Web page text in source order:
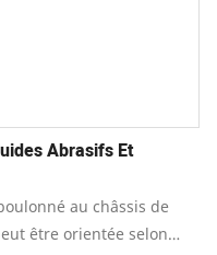
Abrasifs Et
au châssis de
être orientée selon